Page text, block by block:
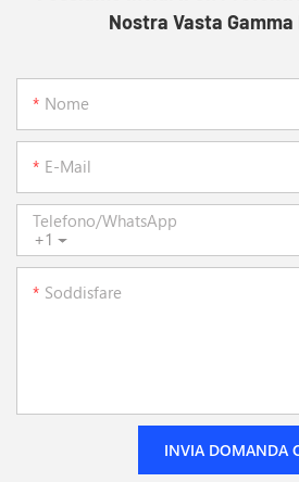
Nostra Vasta Gamma
Nome
E-Mail
+1
Telefono/WhatsApp
Soddisfare
INVIA DOMANDA